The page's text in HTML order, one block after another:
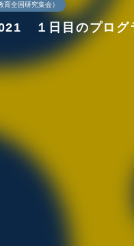
育全国研究集会）
１日目のプログ